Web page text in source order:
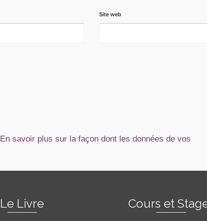
Site web
En savoir plus sur la façon dont les données de vos
Le Livre Cours et